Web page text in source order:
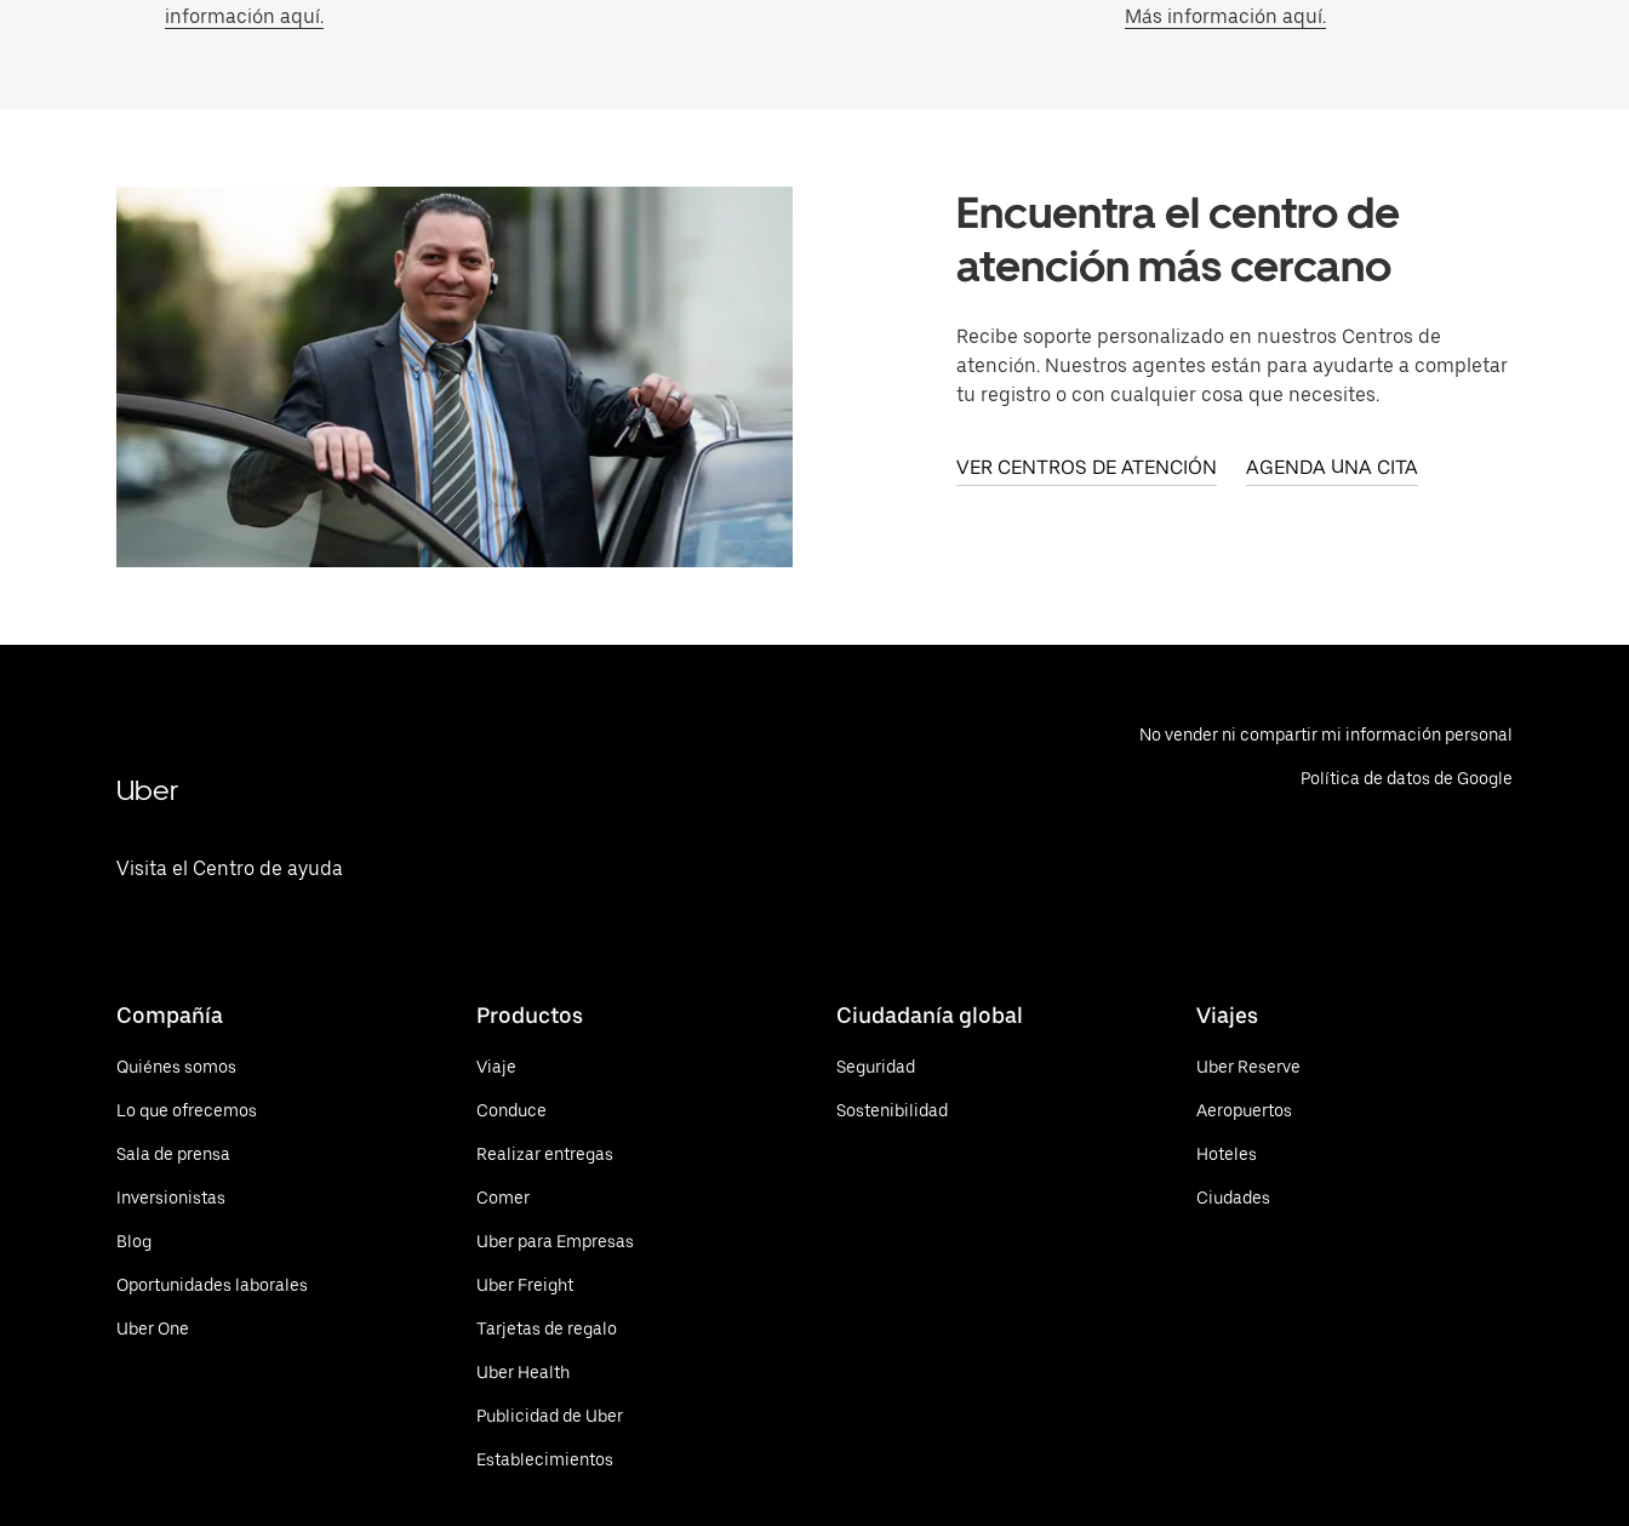
información aquí.
Más información aquí.
Encuentra el centro de
atención más cercano
Recibe soporte personalizado en nuestros Centros de
atención. Nuestros agentes están para ayudarte a completar
tu registro o con cualquier cosa que necesites.
VER CENTROS DE ATENCIÓN AGENDA UNA CITA
Uber
Visita el Centro de ayuda
No vender ni compartir mi información personal
Política de datos de Google
Compañía
Quiénes somos
Lo que ofrecemos
Sala de prensa
Inversionistas
Blog
Oportunidades laborales
Uber One
Productos
Viaje
Conduce
Realizar entregas
Comer
Uber para Empresas
Uber Freight
Tarjetas de regalo
Uber Health
Publicidad de Uber
Establecimientos
Ciudadanía global
Seguridad
Sostenibilidad
Viajes
Uber Reserve
Aeropuertos
Hoteles
Ciudades